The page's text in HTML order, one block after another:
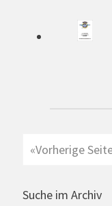
Beiträge
«Vorherige
Suche im Archiv